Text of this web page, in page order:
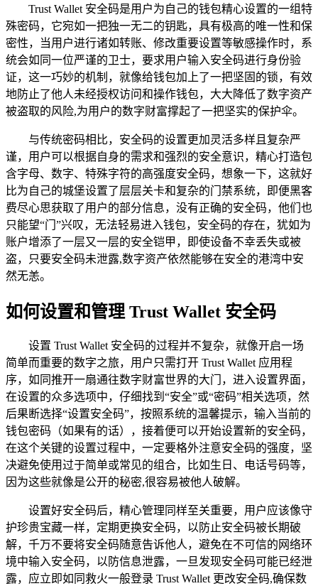
Trust Wallet 安全码是用户为自己的钱包精心设置的一组特
殊密码，它宛如一把独一无二的钥匙，具有极高的唯一性和保
密性，当用户进行诸如转账、修改重要设置等敏感操作时，系
统会如同一位严谨的卫士，要求用户输入安全码进行身份验
证，这一巧妙的机制，就像给钱包加上了一把坚固的锁，有效
地防止了他人未经授权访问和操作钱包，大大降低了数字资产
被盗取的风险,为用户的数字财富撑起了一把坚实的保护伞。
与传统密码相比，安全码的设置更加灵活多样且复杂严
谨，用户可以根据自身的需求和强烈的安全意识，精心打造包
含字母、数字、特殊字符的高强度安全码，想象一下，这就好
比为自己的城堡设置了层层关卡和复杂的门禁系统，即便黑客
费尽心思获取了用户的部分信息，没有正确的安全码，他们也
只能望“门”兴叹，无法轻易进入钱包，安全码的存在，犹如为
账户增添了一层又一层的安全铠甲，即使设备不幸丢失或被
盗，只要安全码未泄露,数字资产依然能够在安全的港湾中安
然无恙。
如何设置和管理 Trust Wallet 安全码
设置 Trust Wallet 安全码的过程并不复杂，就像开启一场
简单而重要的数字之旅，用户只需打开 Trust Wallet 应用程
序，如同推开一扇通往数字财富世界的大门，进入设置界面，
在设置的众多选项中，仔细找到“安全”或“密码”相关选项，然
后果断选择“设置安全码”，按照系统的温馨提示，输入当前的
钱包密码（如果有的话），接着便可以开始设置新的安全码，
在这个关键的设置过程中，一定要格外注意安全码的强度，坚
决避免使用过于简单或常见的组合，比如生日、电话号码等，
因为这些就像是公开的秘密,很容易被他人破解。
设置好安全码后，精心管理同样至关重要，用户应该像守
护珍贵宝藏一样，定期更换安全码，以防止安全码被长期破
解，千万不要将安全码随意告诉他人，避免在不可信的网络环
境中输入安全码，以防信息泄露，一旦发现安全码可能已经泄
露，应立即如同救火一般登录 Trust Wallet 更改安全码,确保数